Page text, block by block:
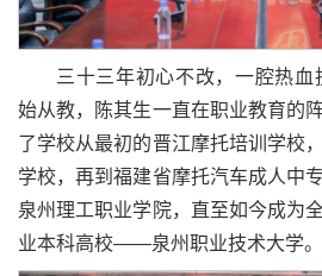
三十三年初心不改，一腔热
始从教，陈其生一直在职业教育的
了学校从最初的晋江摩托培训学校
学校，再到福建省摩托汽车成人中
泉州理工职业学院，直至如今成为
业本科高校——泉州职业技术大学。